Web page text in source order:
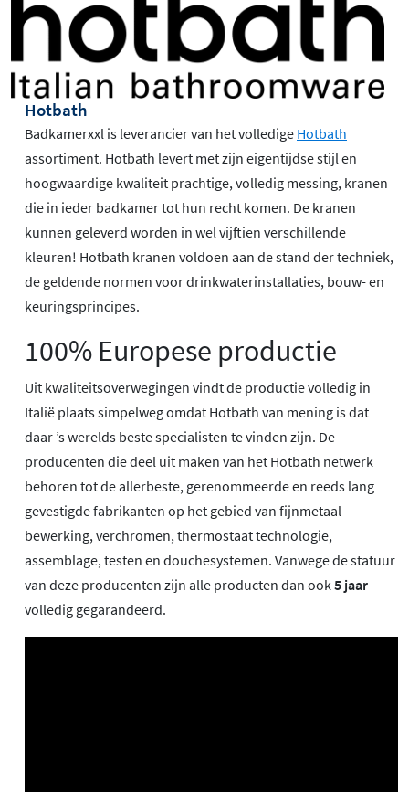
Hotbath
Badkamerxxl is leverancier van het volledige Hotbath
assortiment. Hotbath levert met zijn eigentijdse stijl en
hoogwaardige kwaliteit prachtige, volledig messing, kranen
die in ieder badkamer tot hun recht komen. De kranen
kunnen geleverd worden in wel vijftien verschillende
kleuren! Hotbath kranen voldoen aan de stand der techniek,
de geldende normen voor drinkwaterinstallaties, bouw- en
keuringsprincipes.
100% Europese productie
Uit kwaliteitsoverwegingen vindt de productie volledig in
Italië plaats simpelweg omdat Hotbath van mening is dat
daar ’s werelds beste specialisten te vinden zijn. De
producenten die deel uit maken van het Hotbath netwerk
behoren tot de allerbeste, gerenommeerde en reeds lang
gevestigde fabrikanten op het gebied van fijnmetaal
bewerking, verchromen, thermostaat technologie,
assemblage, testen en douchesystemen. Vanwege de statuur
van deze producenten zijn alle producten dan ook5 jaar
volledig gegarandeerd.